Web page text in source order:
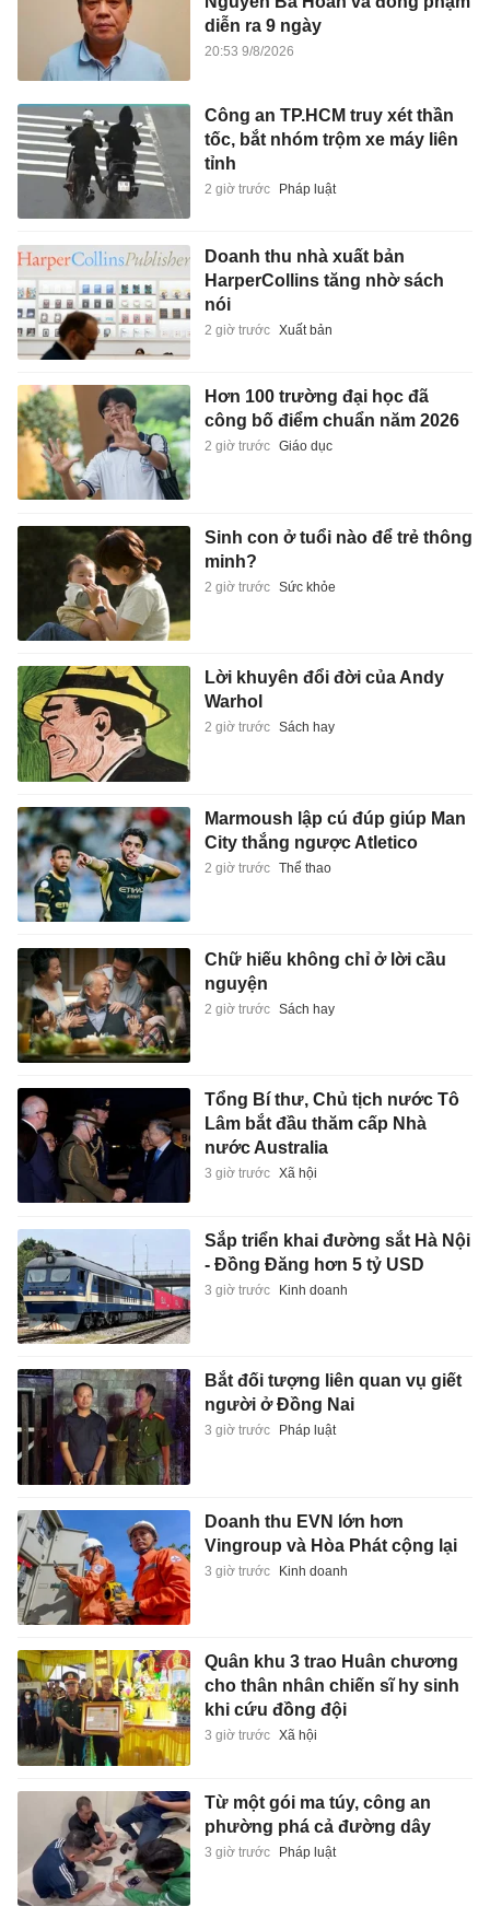
diễn ra 9 ngày
20:53 9/8/2026
Công an TP.HCM truy xét thần
tốc, bắt nhóm trộm xe máy liên
tỉnh
2 giờ trước Pháp luật
Doanh thu nhà xuất bản
HarperCollins tăng nhờ sách
nói
2 giờ trước Xuất bản
Hơn 100 trường đại học đã
công bố điểm chuẩn năm 2026
2 giờ trước Giáo dục
Sinh con ở tuổi nào để trẻ thông
minh?
2 giờ trước Sức khỏe
Lời khuyên đổi đời của Andy
Warhol
2 giờ trước Sách hay
Marmoush lập cú đúp giúp Man
City thắng ngược Atletico
2 giờ trước Thể thao
Chữ hiếu không chỉ ở lời cầu
nguyện
2 giờ trước Sách hay
Tổng Bí thư, Chủ tịch nước Tô
Lâm bắt đầu thăm cấp Nhà
nước Australia
3 giờ trước Xã hội
Sắp triển khai đường sắt Hà Nội
- Đồng Đăng hơn 5 tỷ USD
3 giờ trước Kinh doanh
Bắt đối tượng liên quan vụ giết
người ở Đồng Nai
3 giờ trước Pháp luật
Doanh thu EVN lớn hơn
Vingroup và Hòa Phát cộng lại
3 giờ trước Kinh doanh
Quân khu 3 trao Huân chương
cho thân nhân chiến sĩ hy sinh
khi cứu đồng đội
3 giờ trước Xã hội
Từ một gói ma túy, công an
phường phá cả đường dây
3 giờ trước Pháp luật